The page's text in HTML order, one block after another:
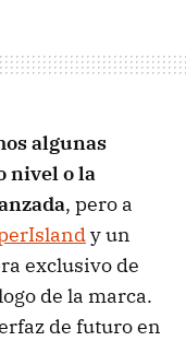
algunas
nivel o la
, pero a
y un
exclusivo de
de la marca.
de futuro en